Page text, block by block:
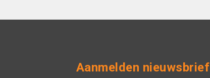
Aanmelden nieuwsbrief